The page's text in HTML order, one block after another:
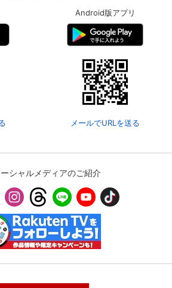
基本情報、本人連絡先、パスワード 、クレ
ジットカード情報の変更が可能です。
決済方法の変更が可能です。
Android版アプリ
メールでURLを送る
シャルメディアのご紹介